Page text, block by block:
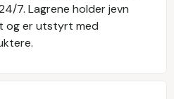
7. Lagrene holder jevn
og er utstyrt med